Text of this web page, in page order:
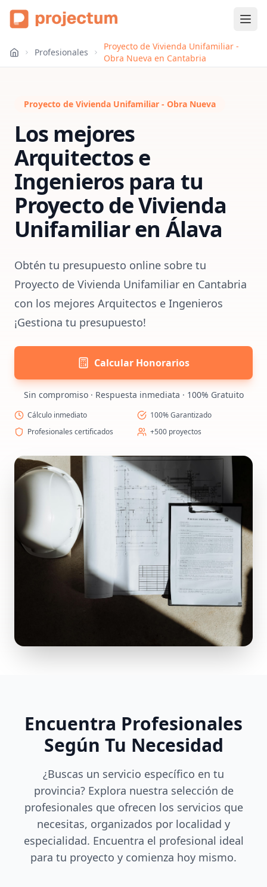
Profesionales
Proyecto de Vivienda Unifamiliar -
Obra Nueva en Cantabria
Proyecto de Vivienda Unifamiliar - Obra Nueva
Los mejores
Arquitectos e
Ingenieros para tu
Proyecto de Vivienda
Unifamiliaren Álava
Obtén tu presupuesto online sobre tu
Proyecto de Vivienda Unifamiliar en Cantabria
con los mejores Arquitectos e Ingenieros
¡Gestiona tu presupuesto!
Calcular Honorarios
Sin compromiso · Respuesta inmediata · 100% Gratuito
Cálculo inmediato
100% Garantizado
Profesionales certificados
+500 proyectos
Encuentra Profesionales
Según Tu Necesidad
¿Buscas un servicio específico en tu
provincia? Explora nuestra selección de
profesionales que ofrecen los servicios que
necesitas, organizados por localidad y
especialidad. Encuentra el profesional ideal
para tu proyecto y comienza hoy mismo.